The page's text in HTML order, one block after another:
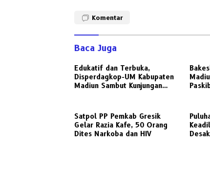
Komentar
Baca Juga
Edukatif dan Terbuka,
Disperdagkop-UM Kabupaten
Madiun Sambut Kunjungan
Satpol PP Pemkab Gresik
Gelar Razia Kafe, 50 Orang
Dites Narkoba dan HIV